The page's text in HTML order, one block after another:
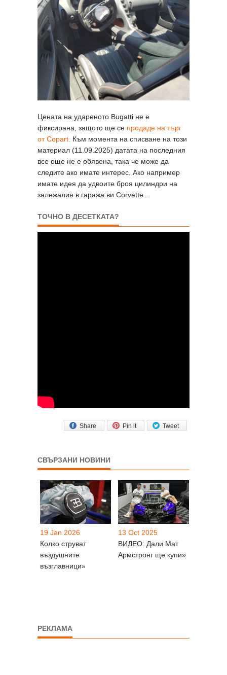
Цената на удареното Bugatti не е
фиксирана, защото ще се продаде на търг
от Copart. Към момента на списване на този
материал (11.09.2025) датата на последния
все още не е обявена, така че може да
следите ако имате интерес. Ако например
имате идея да удвоите броя цилиндри на
залежалия в гаража ви Corvette…
ТОЧНО В ДЕСЕТКАТА?
Tweet
Pin it
Share
СВЪРЗАНИ НОВИНИ
19 Jan 2026
Колко струват
въздушните
възглавници»
13 Oct 2025
ВИДЕО: Дали Мат
Армстронг ще купи»
РЕКЛАМА